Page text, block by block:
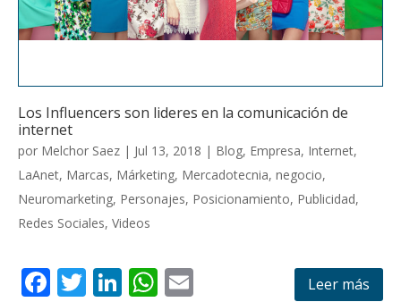
Los Influencers son lideres en la comunicación de
internet
por Melchor Saez | Jul 13, 2018 | Blog, Empresa, Internet,
LaAnet, Marcas, Márketing, Mercadotecnia, negocio,
Neuromarketing, Personajes, Posicionamiento, Publicidad,
Redes Sociales, Videos
F T Li W Leer más